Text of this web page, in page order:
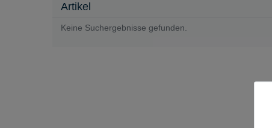
Artikel
Keine Suchergebnisse gefunden.